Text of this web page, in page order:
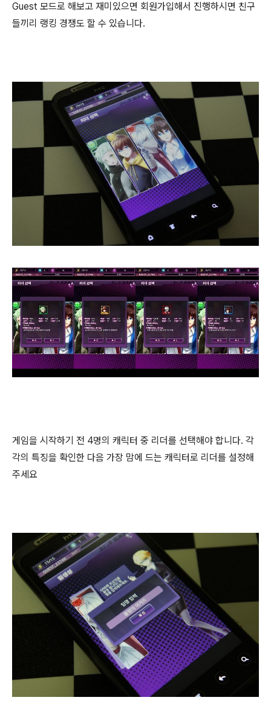
Guest 모드로 해보고 재미있으면 회원가입해서 진행하시면 친구
들끼리 랭킹 경쟁도 할 수 있습니다.
게임을 시작하기 전 4명의 캐릭터 중 리더를 선택해야 합니다. 각
각의 특징을 확인한 다음 가장 맘에 드는 캐릭터로 리더를 설정해
주세요